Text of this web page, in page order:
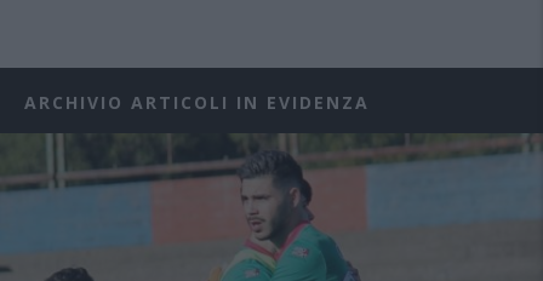
ARCHIVIO ARTICOLI IN EVIDENZA